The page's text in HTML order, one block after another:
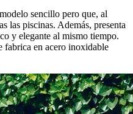
sencillo pero que, al
las piscinas. Además, presenta
y elegante al mismo tiempo.
fabrica en acero inoxidable